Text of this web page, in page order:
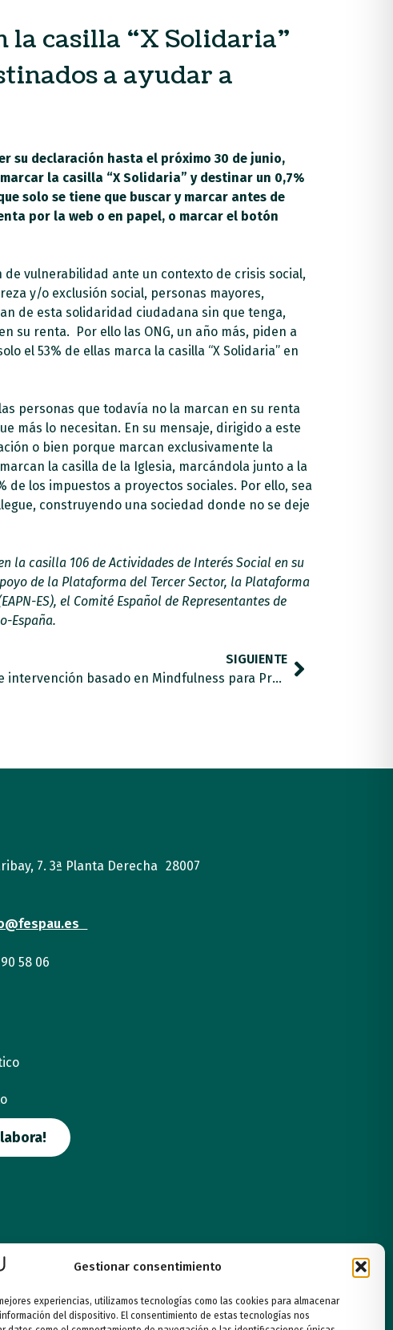
Gestionar consentimiento
experiencias, utilizamos tecnologías como las cookies para almacenar
del dispositivo. El consentimiento de estas tecnologías nos
la casilla “X Solidaria”
a ayudar a
su declaración hasta el próximo 30 de junio,
la casilla “X Solidaria” y destinar un 0,7%
solo se tiene que buscar y marcar antes de
por la web o en papel, o marcar el botón
vulnerabilidad ante un contexto de crisis social,
y/o exclusión social, personas mayores,
de esta solidaridad ciudadana sin que tenga,
su renta. Por ello las ONG, un año más, piden a
el 53% de ellas marca la casilla “X Solidaria” en
personas que todavía no la marcan en su renta
más lo necesitan. En su mensaje, dirigido a este
o bien porque marcan exclusivamente la
la casilla de la Iglesia, marcándola junto a la
de los impuestos a proyectos sociales. Por ello, sea
construyendo una sociedad donde no se deje
la casilla 106 de Actividades de Interés Social en su
de la Plataforma del Tercer Sector, la Plataforma
ES), el Comité Español de Representantes de
España.
SIGUIENTE
Iniciamos el Programa de intervención basado en Mindfulness para Profesionales de Apoyo
7. 3ª Planta Derecha 28007
58 06